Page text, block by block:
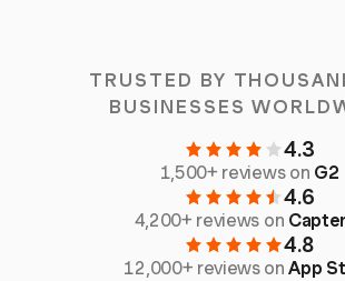
TRUSTED BY
BUSINESSES
4.3
1,500+ reviews on G2
4.6
4,200+ reviews on
4.8
12,000+ reviews onApp